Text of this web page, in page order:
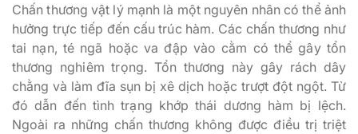
Chấn thương vật lý mạnh là một nguyên nhân có thể ảnh
hưởng trực tiếp đến cấu trúc hàm. Các chấn thương như
tai nạn, té ngã hoặc va đập vào cằm có thể gây tổn
thương nghiêm trọng. Tổn thương này gây rách dây
chằng và làm đĩa sụn bị xê dịch hoặc trượt đột ngột. Từ
đó dẫn đến tình trạng khớp thái dương hàm bị lệch.
Ngoài ra những chấn thương không được điều trị triệt